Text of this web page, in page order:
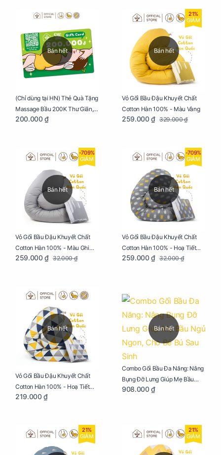
Bán hết
(Chỉ dùng tại HN) Thẻ Quà Tặng
Massage Bầu 200K Thư Giãn,
Tăng Tuần Hoàn Máu, Ngủ
200.000 ₫
Bán hết
21%
GIẢM
Vỏ Gối Bầu Đậu Khuyết Chất
Cotton Hàn 100% - Màu Vàng
259.000 ₫ 329.000 ₫
Bán hết
-709%
GIẢM
Vỏ Gối Bầu Đậu Khuyết Chất
Cotton Hàn 100% - Màu Ghi
Xám
259.000 ₫ 32.000 ₫
Bán hết
-709%
GIẢM
Vỏ Gối Bầu Đậu Khuyết Chất
Cotton Hàn 100% - Hoạ Tiết
Xương Cá
259.000 ₫ 32.000 ₫
Bán hết
Vỏ Gối Bầu Đậu Khuyết Chất
Cotton Hàn 100% - Hoạ Tiết
Tam Giác
219.000 ₫
Bán hết
Combo Gối Bầu Đa Năng: Nâng
Bụng Đỡ Lưng Giúp Mẹ Bầu
Ngủ Ngon, Cho Bé Bú Sau Sinh
908.000 ₫
21%
GIẢM
21%
GIẢM